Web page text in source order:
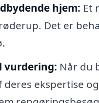
hjem: Et
Det er
vurdering: Når du
deres ekspertise